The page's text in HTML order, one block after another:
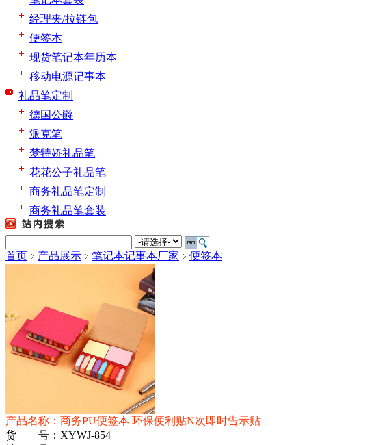
经理夹/拉链包
便签本
现货笔记本年历本
移动电源记事本
礼品笔定制
德国公爵
派克笔
梦特娇礼品笔
花花公子礼品笔
商务礼品笔定制
商务礼品笔套装
首页 产品展示 笔记本记事本厂家 便签本
产品名称：商务PU便签本 环保便利贴N次即时告示贴
货 号：XYWJ-854